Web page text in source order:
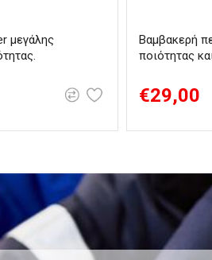
μεγάλης
Βαμβακερή
ποιότητας
€29,00